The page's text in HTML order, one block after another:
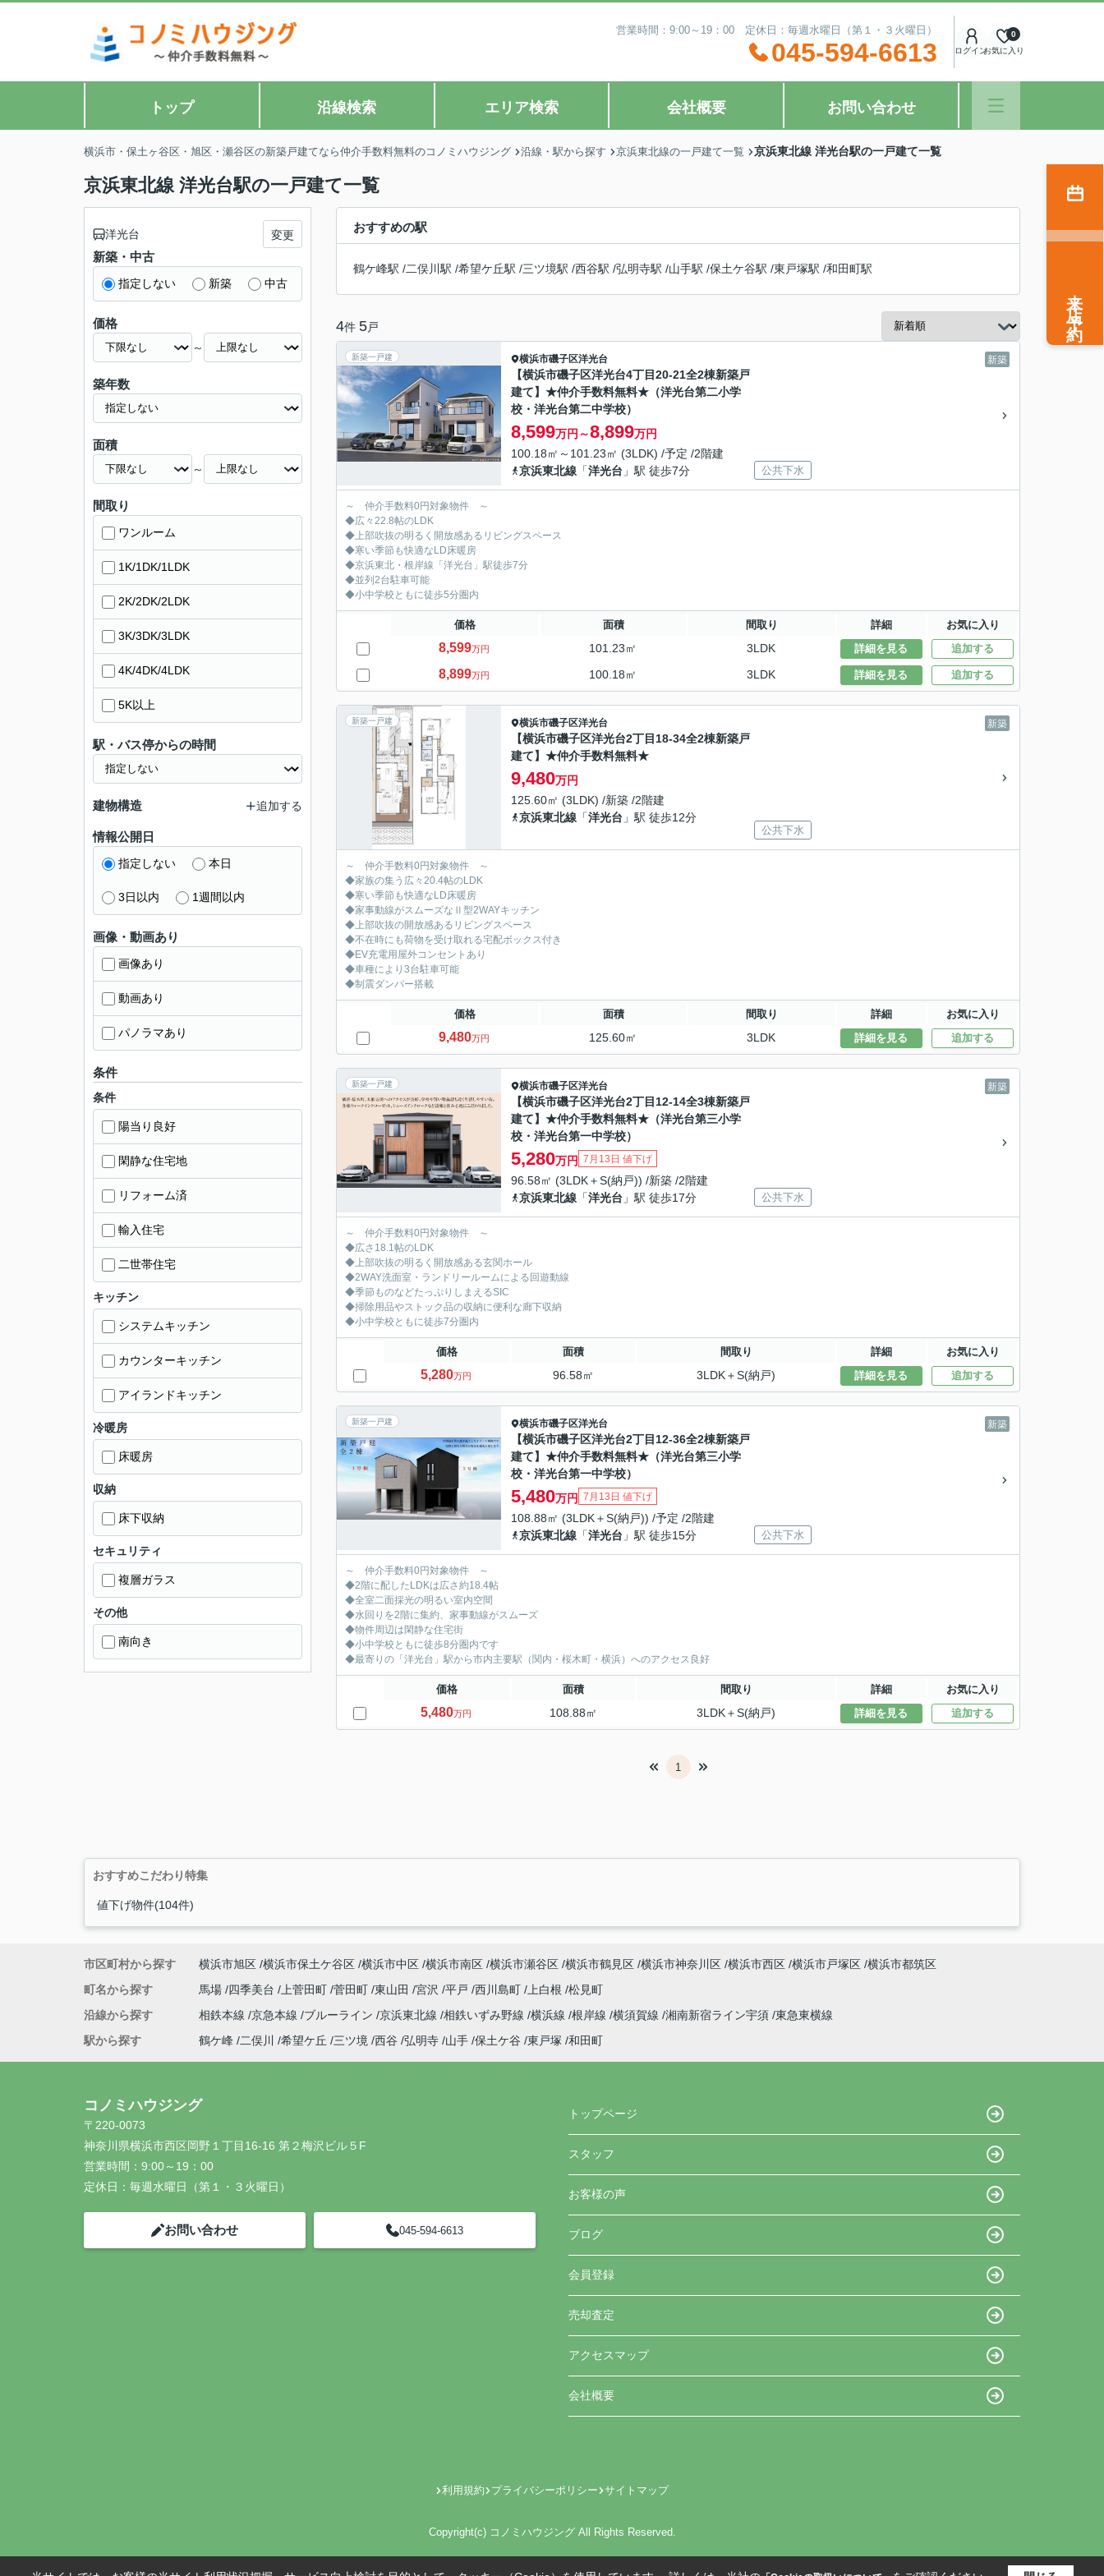
営業時間：9:00～19：00 定休日：毎週水曜日（第１・３火曜日）
045-594-6613 ログインお気に入り
0
トップ 沿線検索 エリア検索 会社概要 お問い合わせ
横浜市・保土ヶ谷区・旭区・瀬谷区の新築戸建てなら仲介手数料無料のコノミハウジング 沿線・駅から探す 京浜東北線の一戸建て一覧 京浜東北線 洋光台駅の一戸建て一覧
京浜東北線 洋光台駅の一戸建て一覧
おすすめの駅
鶴ケ峰駅 /二俣川駅 /希望ケ丘駅 /三ツ境駅 /西谷駅 /弘明寺駅 /山手駅 /保土ケ谷駅 /東戸塚駅 /和田町駅
4件 5戸
新築一戸建 新築
横浜市磯子区洋光台
【横浜市磯子区洋光台4丁目20-21全2棟新築戸
建て】★仲介手数料無料★（洋光台第二小学
校・洋光台第二中学校）
8,599万円～8,899万円
100.18㎡～101.23㎡ (3LDK) /予定 /2階建
京浜東北線 「洋光台 」駅 徒歩7分 公共下水
～ 仲介手数料0円対象物件 ～
◆広々22.8帖のLDK
◆上部吹抜の明るく開放感あるリビングスペース
◆寒い季節も快適なLD床暖房
◆京浜東北・根岸線「洋光台」駅徒歩7分
◆並列2台駐車可能
◆小中学校ともに徒歩5分圏内
価格 面積 間取り 詳細 お気に入り
8,599万円 101.23㎡ 3LDK 詳細を見る 追加する
8,899万円 100.18㎡ 3LDK 詳細を見る 追加する
新築一戸建 新築
横浜市磯子区洋光台
【横浜市磯子区洋光台2丁目18-34全2棟新築戸
建て】★仲介手数料無料★
9,480万円
125.60㎡ (3LDK) /新築 /2階建
京浜東北線 「洋光台 」駅 徒歩12分
公共下水
～ 仲介手数料0円対象物件 ～
◆家族の集う広々20.4帖のLDK
◆寒い季節も快適なLD床暖房
◆家事動線がスムーズなⅡ型2WAYキッチン
◆上部吹抜の開放感あるリビングスペース
◆不在時にも荷物を受け取れる宅配ボックス付き
◆EV充電用屋外コンセントあり
◆車種により3台駐車可能
◆制震ダンパー搭載
価格 面積 間取り 詳細 お気に入り
9,480万円 125.60㎡ 3LDK 詳細を見る 追加する
新築一戸建 新築
横浜市磯子区洋光台
【横浜市磯子区洋光台2丁目12-14全3棟新築戸
建て】★仲介手数料無料★（洋光台第三小学
校・洋光台第一中学校）
5,280万円 7月13日 値下げ
96.58㎡ (3LDK＋S(納戸)) /新築 /2階建
京浜東北線 「洋光台 」駅 徒歩17分 公共下水
～ 仲介手数料0円対象物件 ～
◆広さ18.1帖のLDK
◆上部吹抜の明るく開放感ある玄関ホール
◆2WAY洗面室・ランドリールームによる回遊動線
◆季節ものなどたっぷりしまえるSIC
◆掃除用品やストック品の収納に便利な廊下収納
◆小中学校ともに徒歩7分圏内
価格 面積 間取り 詳細 お気に入り
5,280万円 96.58㎡ 3LDK＋S(納戸) 詳細を見る 追加する
新築一戸建 新築
横浜市磯子区洋光台
【横浜市磯子区洋光台2丁目12-36全2棟新築戸
建て】★仲介手数料無料★（洋光台第三小学
校・洋光台第一中学校）
5,480万円 7月13日 値下げ
108.88㎡ (3LDK＋S(納戸)) /予定 /2階建
京浜東北線 「洋光台 」駅 徒歩15分 公共下水
～ 仲介手数料0円対象物件 ～
◆2階に配したLDKは広さ約18.4帖
◆全室二面採光の明るい室内空間
◆水回りを2階に集約、家事動線がスムーズ
◆物件周辺は閑静な住宅街
◆小中学校ともに徒歩8分圏内です
◆最寄りの「洋光台」駅から市内主要駅（関内・桜木町・横浜）へのアクセス良好
価格 面積 間取り 詳細 お気に入り
5,480万円 108.88㎡ 3LDK＋S(納戸) 詳細を見る 追加する
1
洋光台 変更
新築・中古
指定しない 新築 中古
価格
～
築年数
面積
～
間取り
ワンルーム
1K/1DK/1LDK
2K/2DK/2LDK
3K/3DK/3LDK
4K/4DK/4LDK
5K以上
駅・バス停からの時間
建物構造 追加する
情報公開日
指定しない 本日
3日以内 1週間以内
画像・動画あり
画像あり
動画あり
パノラマあり
条件
条件
陽当り良好
閑静な住宅地
リフォーム済
輸入住宅
二世帯住宅
キッチン
システムキッチン
カウンターキッチン
アイランドキッチン
冷暖房
床暖房
収納
床下収納
セキュリティ
複層ガラス
その他
南向き
おすすめこだわり特集
値下げ物件(104件)
来店予約
市区町村から探す 横浜市旭区 横浜市保土ケ谷区 横浜市中区 横浜市南区 横浜市瀬谷区 横浜市鶴見区 横浜市神奈川区 横浜市西区 横浜市戸塚区 横浜市都筑区
町名から探す
馬場 四季美台 上菅田町 菅田町 東山田 宮沢 平戸 西川島町 上白根 松見町
沿線から探す
相鉄本線 京急本線 ブルーライン 京浜東北線 相鉄いずみ野線 横浜線 根岸線 横須賀線 湘南新宿ライン宇須 東急東横線
駅から探す
鶴ケ峰 二俣川 希望ケ丘 三ツ境 西谷 弘明寺 山手 保土ケ谷 東戸塚 和田町
コノミハウジング
〒220-0073
神奈川県横浜市西区岡野１丁目16-16 第２梅沢ビル５F
営業時間： 9:00～19：00
定休日： 毎週水曜日（第１・３火曜日）
お問い合わせ 045-594-6613
トップページ
スタッフ
お客様の声
ブログ
会員登録
売却査定
アクセスマップ
会社概要
利用規約 プライバシーポリシー サイトマップ
Copyright(c) コノミハウジング All Rights Reserved.